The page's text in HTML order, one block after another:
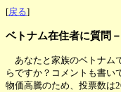
[戻る]
ベトナム在住者に質問
あなたと家族のベトナム
らですか？コメントも書い
物価高騰のため、投票数は